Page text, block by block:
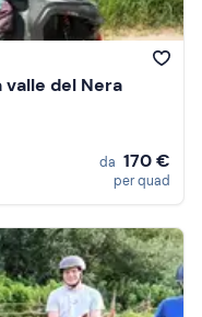
del Nera
da 170 €
per quad